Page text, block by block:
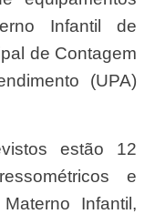
Infantil de
de Contagem
(UPA)
e
Infantil,